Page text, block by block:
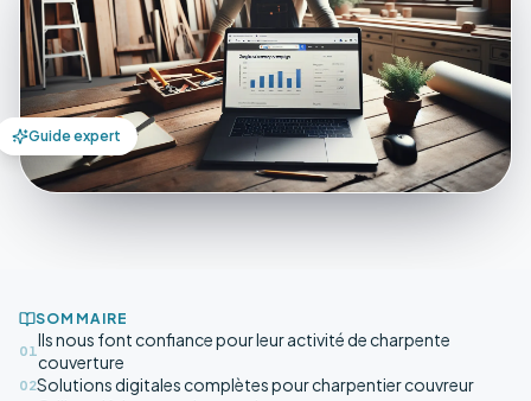
Guide expert
SOMMAIRE
01
Ils nous font confiance pour leur activité de charpente
couverture
02Solutions digitales complètes pour charpentier couvreur